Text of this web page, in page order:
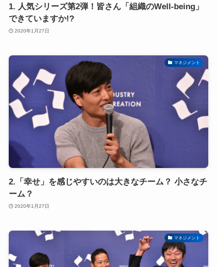
1. 人気シリーズ第2弾！皆さん「組織のWell-being」
できていますか!?
2020年1月27日
マネジメント
2.「幸せ」を感じやすいのは大きなチーム？ 小さなチ
ーム？
2020年1月27日
マネジメント